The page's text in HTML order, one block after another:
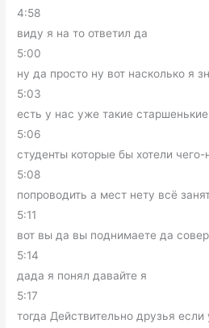
4:58
виду я на то ответил да
5:00
ну да просто ну вот насколько я
5:03
есть у нас уже такие старшенькие
5:06
студенты которые бы хотели чего-
5:08
попроводить а мест нету всё
5:11
вот вы да вы поднимаете да
5:14
дада я понял давайте я
5:17
тогда Действительно друзья если